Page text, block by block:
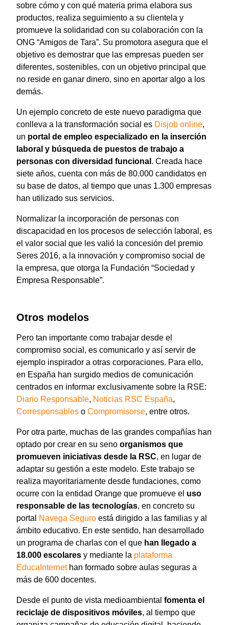
sobre cómo y con qué materia prima elabora sus
productos, realiza seguimiento a su clientela y
promueve la solidaridad con su colaboración con la
ONG “Amigos de Tara”. Su promotora asegura que el
objetivo es demostrar que las empresas pueden ser
diferentes, sostenibles, con un objetivo principal que
no reside en ganar dinero, sino en aportar algo a los
demás.
Un ejemplo concreto de este nuevo paradigma que
conlleva a la transformación social es Disjob online,
un portal de empleo especializado en la inserción
laboral y búsqueda de puestos de trabajo a
personas con diversidad funcional . Creada hace
siete años, cuenta con más de 80.000 candidatos en
su base de datos, al tiempo que unas 1.300 empresas
han utilizado sus servicios.
Normalizar la incorporación de personas con
discapacidad en los procesos de selección laboral, es
el valor social que les valió la concesión del premio
Seres 2016, a la innovación y compromiso social de
la empresa, que otorga la Fundación “Sociedad y
Empresa Responsable”.
Otros modelos
Pero tan importante como trabajar desde el
compromiso social, es comunicarlo y así servir de
ejemplo inspirador a otras corporaciones. Para ello,
en España han surgido medios de comunicación
centrados en informar exclusivamente sobre la RSE:
Diario Responsable, Noticias RSC España,
Corresponsables o Compromisorse, entre otros.
Por otra parte, muchas de las grandes compañías han
optado por crear en su seno organismos que
promueven iniciativas desde la RSC, en lugar de
adaptar su gestión a este modelo. Este trabajo se
realiza mayoritariamente desde fundaciones, como
ocurre con la entidad Orange que promueve el uso
responsable de las tecnologías, en concreto su
portal
Navega Seguro está dirigido a las familias y al
ámbito educativo. En este sentido, han desarrollado
un programa de charlas con el que han llegado a
18.000 escolares y mediante la plataforma
EducaInternethan formado sobre aulas seguras a
más de 600 docentes.
Desde el punto de vista medioambiental fomenta el
reciclaje de dispositivos móviles, al tiempo que